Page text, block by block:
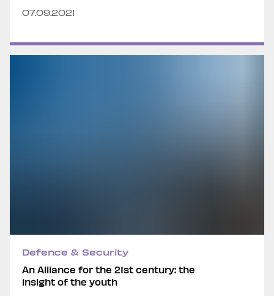
07.09.2021
Defence & Security
An Alliance for the 21st century: the
insight of the youth